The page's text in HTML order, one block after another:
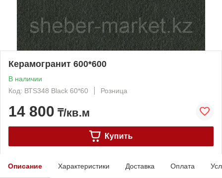
Керамогранит 600*600
В наличии
Код: ВТS348 Black 60*60
Розница
14 800 ₸/кв.м
Купить
Описание Характеристики Доставка Оплата